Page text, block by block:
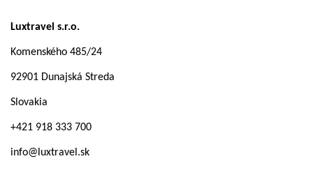
Luxtravel s.r.o.
Komenského 485/24
92901 Dunajská Streda
Slovakia
+421 918 333 700
info@luxtravel.sk